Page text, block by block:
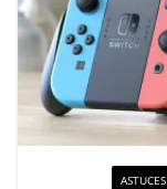
ASTUCES